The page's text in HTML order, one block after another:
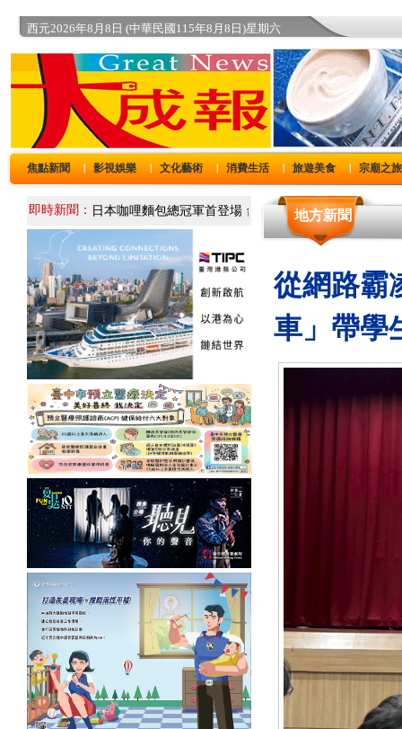
西元2026年8月8日 (中華民國115年8月8日)星期六
焦點新聞 影視娛樂 文化藝術 消費生活 旅遊美食 宗廟之旅
即時新聞： 地方新聞
從網路霸
車」帶學